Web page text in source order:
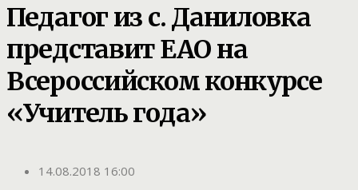
Педагог из с. Даниловка
представит ЕАО на
Всероссийском конкурсе
«Учитель года»
14.08.2018 16:00